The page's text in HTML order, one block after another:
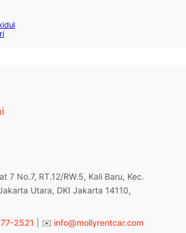
7 No.7, RT.12/RW.5, Kali Baru, Kec.
Utara, DKI Jakarta 14110,
2521 | ✉️ info@mollyrentcar.com